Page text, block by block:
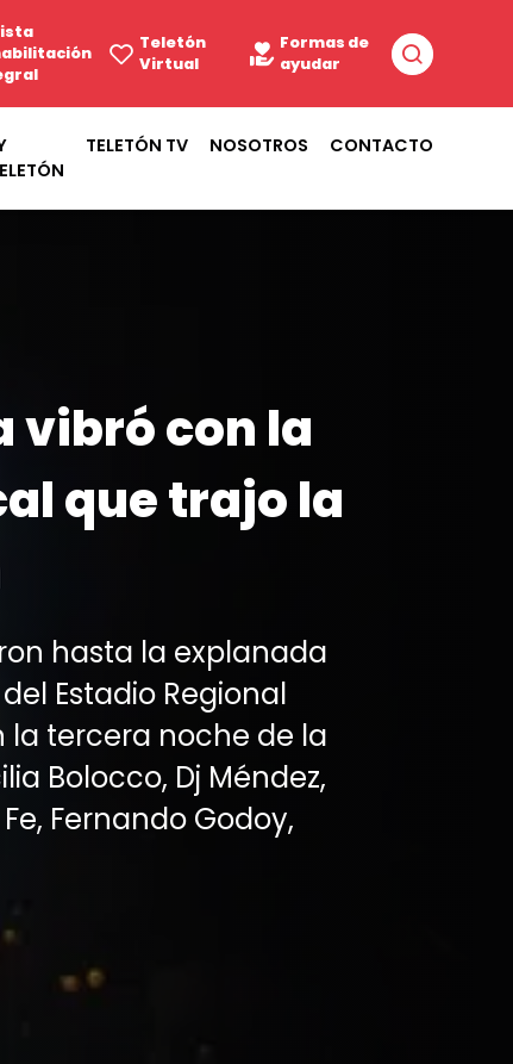
Teletón
Virtual
Formas de
ayudar
TELETÓN TV NOSOTROS CONTACTO
vibró con la
que trajo la
hasta la explanada
Estadio Regional
la tercera noche de la
Bolocco, Dj Méndez,
Fernando Godoy,